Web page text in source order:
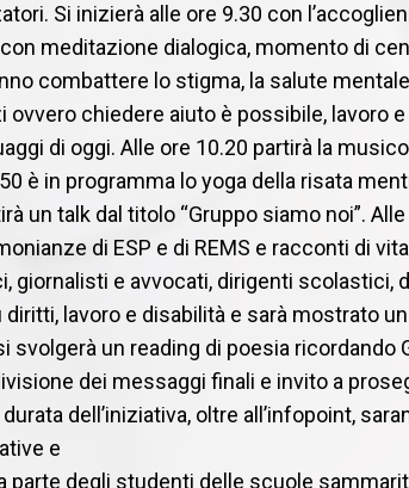
Si inizierà alle ore 9.30 con
meditazione dialogica, momento di
combattere lo stigma, la salute
ovvero chiedere aiuto è possibile, lavoro
di oggi. Alle ore 10.20 partirà la
è in programma lo yoga della risata
un talk dal titolo “Gruppo siamo noi”.
di ESP e di REMS e racconti di
giornalisti e avvocati, dirigenti scolastici,
lavoro e disabilità e sarà mostrato
svolgerà un reading di poesia ricordando
dei messaggi finali e invito a
dell’iniziativa, oltre all’infopoint,
e
parte degli studenti delle scuole